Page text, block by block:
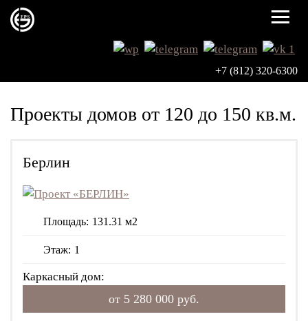
≡
+7 (812) 320-6300
Проекты домов от 120 до 150 кв.м.
Берлин
Площадь: 131.31 м2
Этаж: 1
Каркасный дом:
от 5 280 000 руб.